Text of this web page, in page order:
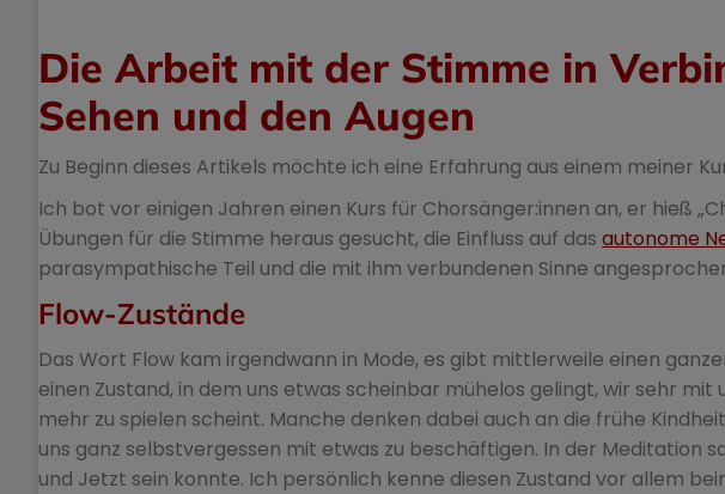
Die Arbeit mit der Stimme in
Sehen und den Augen
Zu Beginn dieses Artikels möchte ich eine Erfahrung aus einem meiner
Ich bot vor einigen Jahren einen Kurs für Chorsänger:innen an, er hieß
Übungen für die Stimme heraus gesucht, die Einfluss auf das autonome
parasympathische Teil und die mit ihm verbundenen Sinne
Flow-Zustände
Das Wort Flow kam irgendwann in Mode, es gibt mittlerweile einen
einen Zustand, in dem uns etwas scheinbar mühelos gelingt, wir sehr mit
mehr zu spielen scheint. Manche denken dabei auch an die frühe
uns ganz selbstvergessen mit etwas zu beschäftigen. In der Meditation
und Jetzt sein konnte. Ich persönlich kenne diesen Zustand vor allem